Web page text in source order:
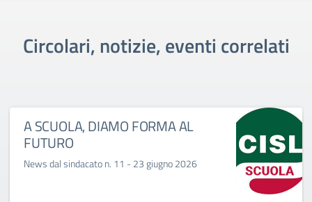
Circolari, notizie, eventi correlati
A SCUOLA, DIAMO FORMA AL
FUTURO
News dal sindacato n. 11 - 23 giugno 2026